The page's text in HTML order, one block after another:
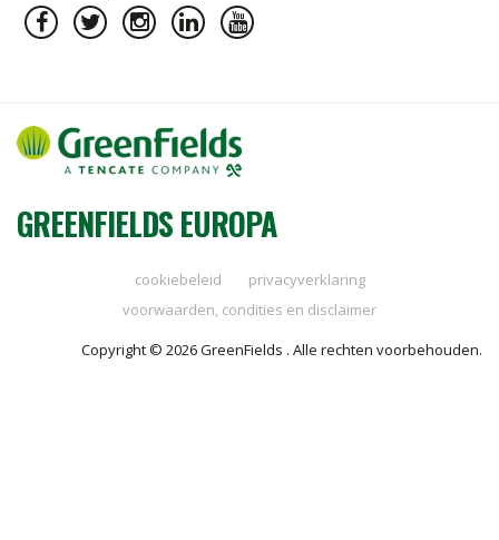
GREENFIELDS EUROPA
cookiebeleid
privacyverklaring
voorwaarden, condities en disclaimer
Copyright © 2026 GreenFields . Alle rechten voorbehouden.